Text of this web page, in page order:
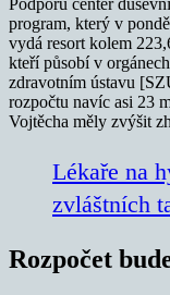
Podporu center
program, který v
vydá resort kolem
kteří působí v
zdravotním ústavu
rozpočtu navíc asi 23
Vojtěcha měly zvýšit
Lékaře na
zvláštních
Rozpočet